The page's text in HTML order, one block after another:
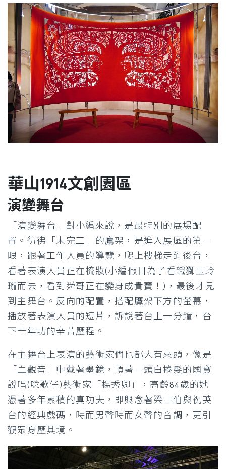
華山1914文創園區
演變舞台
「演變舞台」對小編來說，是最特別的展場配
置。彷彿「未完工」的鷹架，是進入展區的第一
眼，跟著工作人員的導覽，爬上樓梯走到後台，
看著表演人員正在梳妝(小編假日為了看鐵獅玉玲
瓏而去，看到舜哥正在變身成貴寶！)，最後才見
到主舞台。反向的配置，搭配鷹架下方的螢幕，
播放著表演人員的短片，訴說著台上一分鐘，台
下十年功的辛苦歷程。
在主舞台上表演的藝術家們也都大有來頭，像是
「血觀音」中戴著墨鏡，頂著一頭白捲髮的國寶
說唱(唸歌仔)藝術家「楊秀卿」，高齡84歲的她
憑著多年累積的真功夫，即興念著梁山伯與祝英
台的經典戲碼，時而男聲時而女聲的音調，更引
觀眾身歷其境。